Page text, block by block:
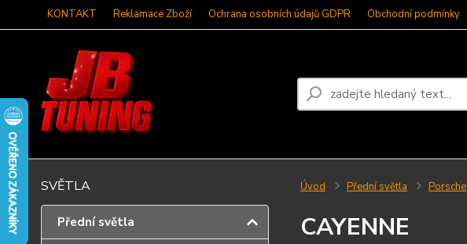
KONTAKT Reklamace Zboží Ochrana osobních údajů GDPR Obchodní podmínky
SVĚTLA
Přední světla
Úvod Přední světla Porsche
CAYENNE